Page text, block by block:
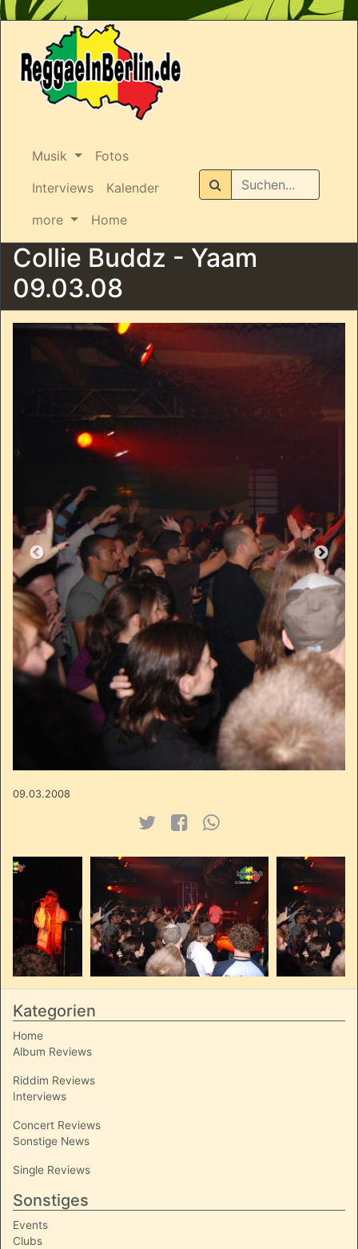
Musik
Fotos
Interviews
Kalender
more
Home
Suchen
Collie Buddz - Yaam
09.03.08
09.03.2008
Kategorien
Home
Album Reviews
Riddim Reviews
Interviews
Concert Reviews
Sonstige News
Single Reviews
Sonstiges
Events
Clubs